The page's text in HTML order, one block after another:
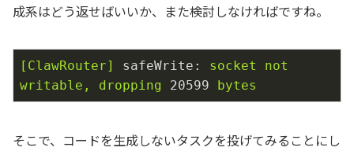
成系はどう返せばいいか、また検討しなければですね。
[ClawRouter] safeWrite: socket
not
writable,
dropping 20599 bytes
そこで、コードを生成しないタスクを投げてみることにし